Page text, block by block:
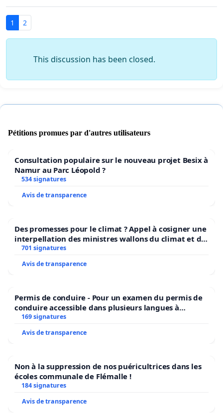
1 2
This discussion has been closed.
Pétitions promues par d'autres utilisateurs
Consultation populaire sur le nouveau projet Besix à
Namur au Parc Léopold ?
534 signatures
Avis de transparence
Des promesses pour le climat ? Appel à cosigner une
interpellation des ministres wallons du climat et de
l’environnement.
701 signatures
Avis de transparence
Permis de conduire - Pour un examen du permis de
conduire accessible dans plusieurs langues à
Bruxelles
169 signatures
Avis de transparence
Non à la suppression de nos puéricultrices dans les
écoles communale de Flémalle !
184 signatures
Avis de transparence